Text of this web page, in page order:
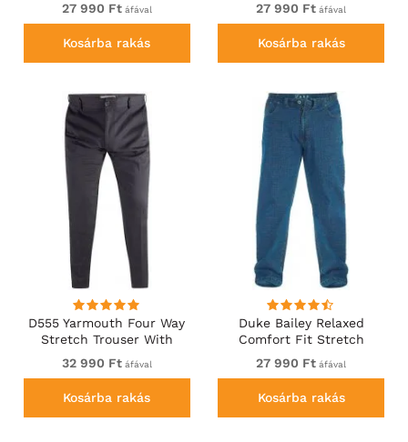
27 990 Ftáfával
Kosárba rakás
27 990 Ft áfával
Kosárba rakás
D555 Yarmouth Four Way
Stretch Trouser With
Flexible Waistband Black
32 990 Ftáfával
Kosárba rakás
Duke Bailey Relaxed
Comfort Fit Stretch
Jeans With Elasticated
Waist Stonewash
27 990 Ft áfával
Kosárba rakás